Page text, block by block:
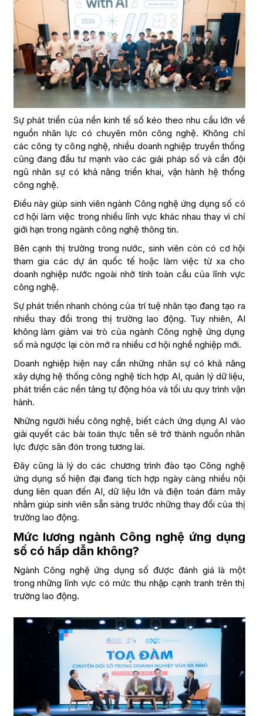
Sự phát triển của nền kinh tế số kéo theo nhu cầu lớn về
nguồn nhân lực có chuyên môn công nghệ. Không chỉ
các công ty công nghệ, nhiều doanh nghiệp truyền thống
cũng đang đầu tư mạnh vào các giải pháp số và cần đội
ngũ nhân sự có khả năng triển khai, vận hành hệ thống
công nghệ.
Điều này giúp sinh viên ngành Công nghệ ứng dụng số có
cơ hội làm việc trong nhiều lĩnh vực khác nhau thay vì chỉ
giới hạn trong ngành công nghệ thông tin.
Bên cạnh thị trường trong nước, sinh viên còn có cơ hội
tham gia các dự án quốc tế hoặc làm việc từ xa cho
doanh nghiệp nước ngoài nhờ tính toàn cầu của lĩnh vực
công nghệ.
Sự phát triển nhanh chóng của trí tuệ nhân tạo đang tạo ra
nhiều thay đổi trong thị trường lao động. Tuy nhiên, AI
không làm giảm vai trò của ngành Công nghệ ứng dụng
số mà ngược lại còn mở ra nhiều cơ hội nghề nghiệp mới.
Doanh nghiệp hiện nay cần những nhân sự có khả năng
xây dựng hệ thống công nghệ tích hợp AI, quản lý dữ liệu,
phát triển các nền tảng tự động hóa và tối ưu quy trình vận
hành.
Những người hiểu công nghệ, biết cách ứng dụng AI vào
giải quyết các bài toán thực tiễn sẽ trở thành nguồn nhân
lực được săn đón trong tương lai.
Đây cũng là lý do các chương trình đào tạo Công nghệ
ứng dụng số hiện đại đang tích hợp ngày càng nhiều nội
dung liên quan đến AI, dữ liệu lớn và điện toán đám mây
nhằm giúp sinh viên sẵn sàng trước những thay đổi của thị
trường lao động.
Mức lương ngành Công nghệ ứng dụng
số có hấp dẫn không?
Ngành Công nghệ ứng dụng số được đánh giá là một
trong những lĩnh vực có mức thu nhập cạnh tranh trên thị
trường lao động.